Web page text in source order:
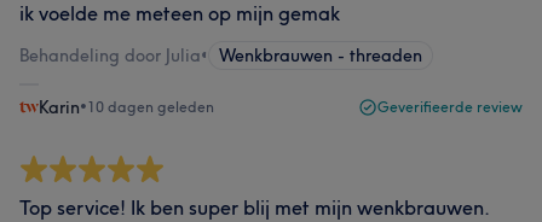
ik voelde me meteen op mijn gemak
Behandeling door Julia• Wenkbrauwen - threaden
Karin•10 dagen geleden Geverifieerde review
Top service! Ik ben super blij met mijn wenkbrauwen.